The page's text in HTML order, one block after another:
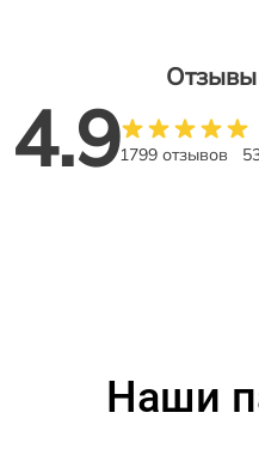
Отзывы
4.91799 отзывов
Наши